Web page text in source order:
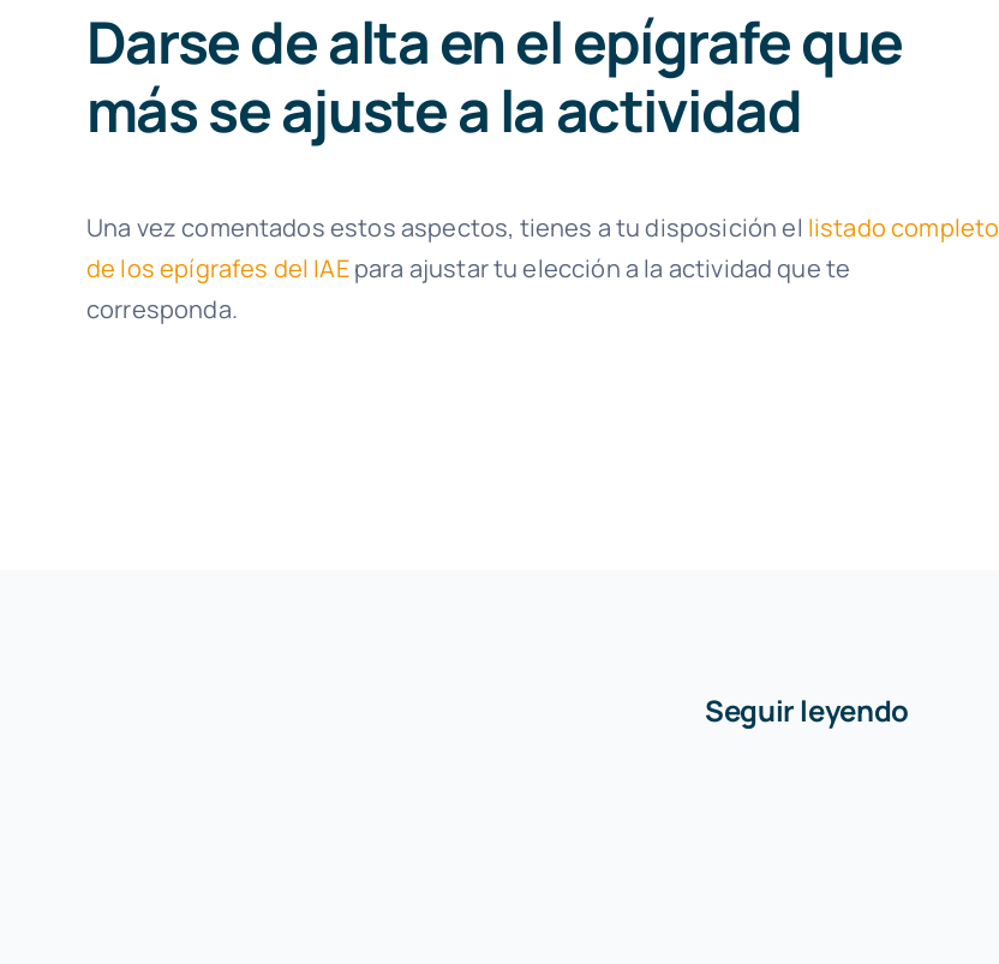
Darse de alta en el epígrafe que
más se ajuste a la actividad
Una vez comentados estos aspectos, tienes a tu disposición el listado completo
de los epígrafes del IAEpara ajustar tu elección a la actividad que te
corresponda.
Seguir leyendo